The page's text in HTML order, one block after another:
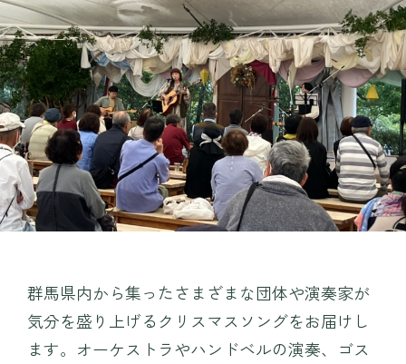
花図鑑
FLOWER HALL CAFE
TEIEN茶房
MINAMO DELI CAFE / HARAPPA CAFE
MINAMO MARKET / HANA SHOP
プレイ
園内マップ
営業時間・料金
団体入園
アクセス
お知らせ・コラム
観光情報
採用情報
運営会社情報
よくある質問
プライバシーポリシー
群馬県内から集ったさまざまな団体や演奏家が
気分を盛り上げるクリスマスソングをお届けし
ます。オーケストラやハンドベルの演奏、ゴス